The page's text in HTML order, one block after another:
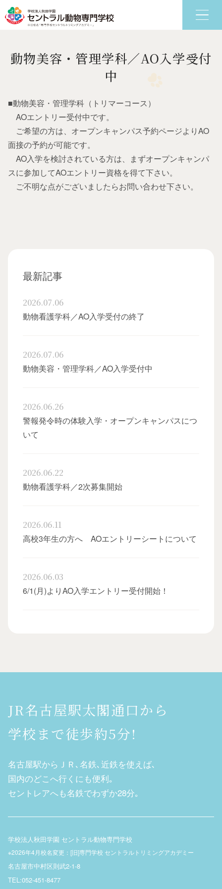
6つの特色 学
動物美容・管理学科／AO入学受付
中
■動物美容・管理学科（トリマーコース）
AOエントリー受付中です。
ご希望の方は、オープンキャンパス予約ページよりAO
面接の予約が可能です。
AO入学を検討されている方は、まずオープンキャンパ
スに参加してAOエントリー資格を得て下さい。
ご不明な点がございましたらお問い合わせ下さい。
最新記事
2026.07.06
動物看護学科／AO入学受付の終了
2026.07.06
動物美容・管理学科／AO入学受付中
2026.06.26
警報発令時の体験入学・オープンキャンパスにつ
いて
2026.06.22
動物看護学科／2次募集開始
2026.06.11
高校3年生の方へ AOエントリーシートについて
2026.06.03
6/1(月)よりAO入学エントリー受付開始！
JR名古屋駅太閣通口から
学校まで徒歩約5分!
名古屋駅からＪＲ､名鉄､近鉄を使えば､
国内のどこへ行くにも便利｡
セントレアへも名鉄でわずか28分｡
学校法人秋田学園 セントラル動物専門学校
※2026年4月校名変更：[旧]専門学校 セントラルトリミングアカデミー
名古屋市中村区則武2-1-8
TEL:052-451-8477